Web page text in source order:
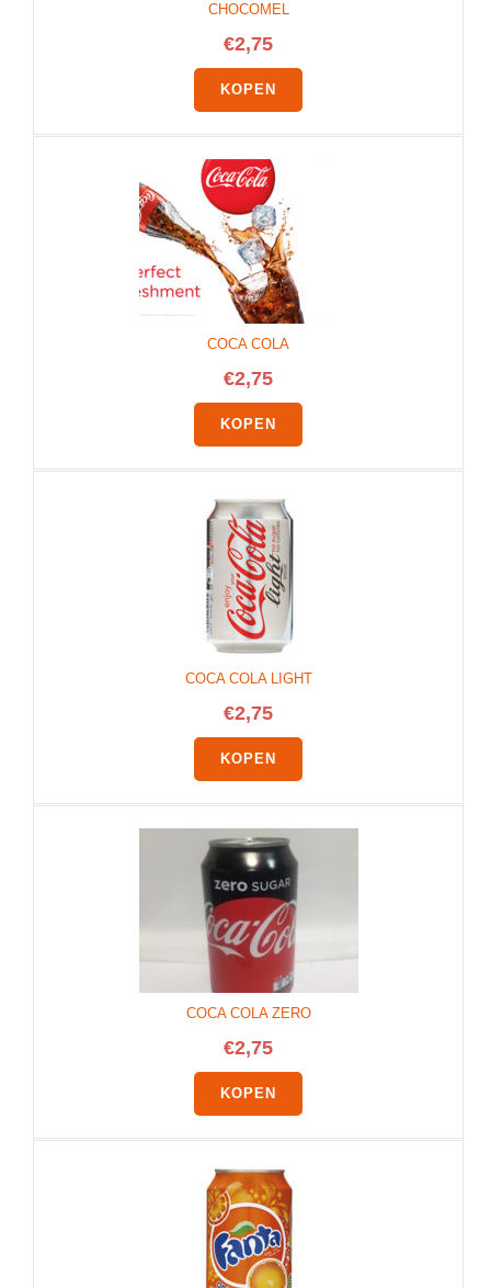
CHOCOMEL
€2,75
KOPEN
COCA COLA
€2,75
KOPEN
COCA COLA LIGHT
€2,75
KOPEN
COCA COLA ZERO
€2,75
KOPEN